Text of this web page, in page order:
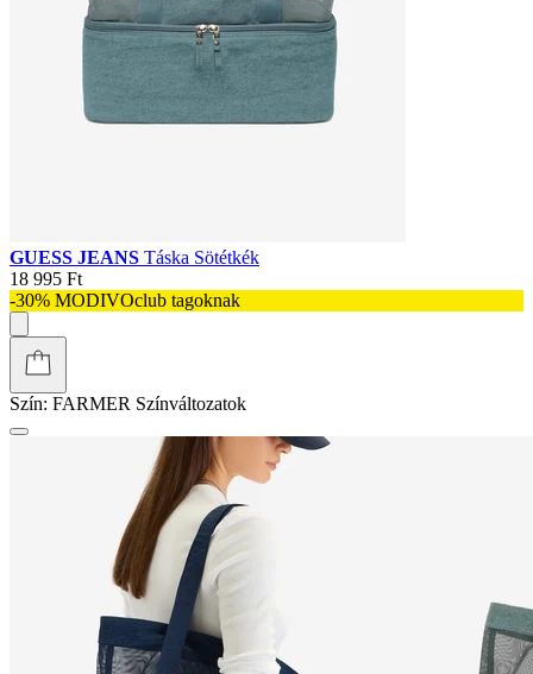
GUESS JEANS Táska Sötétkék
18 995 Ft
-30% MODIVOclub tagoknak
Szín: FARMER Színváltozatok